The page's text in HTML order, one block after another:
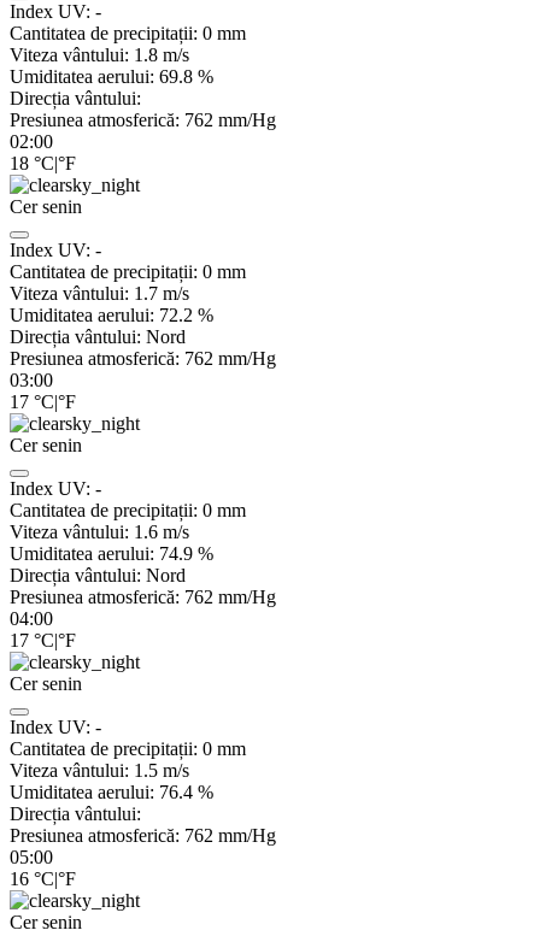
Index UV: -
Cantitatea de precipitații: 0 mm
Viteza vântului: 1.8 m/s
Umiditatea aerului: 69.8 %
Direcția vântului:
Presiunea atmosferică: 762 mm/Hg
02:00
18 °C|°F
Cer senin
Index UV: -
Cantitatea de precipitații: 0 mm
Viteza vântului: 1.7 m/s
Umiditatea aerului: 72.2 %
Direcția vântului: Nord
Presiunea atmosferică: 762 mm/Hg
03:00
17 °C|°F
Cer senin
Index UV: -
Cantitatea de precipitații: 0 mm
Viteza vântului: 1.6 m/s
Umiditatea aerului: 74.9 %
Direcția vântului: Nord
Presiunea atmosferică: 762 mm/Hg
04:00
17 °C|°F
Cer senin
Index UV: -
Cantitatea de precipitații: 0 mm
Viteza vântului: 1.5 m/s
Umiditatea aerului: 76.4 %
Direcția vântului:
Presiunea atmosferică: 762 mm/Hg
05:00
16 °C|°F
Cer senin